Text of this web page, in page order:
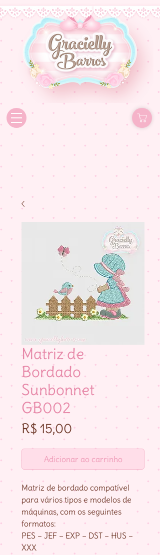
Matriz de
Bordado
Sunbonnet
GB002
R$ 15,00Preço
Adicionar ao carrinho
Matriz de bordado compatível
para vários tipos e modelos de
máquinas, com os seguintes
formatos:
PES – JEF – EXP – DST – HUS –
XXX